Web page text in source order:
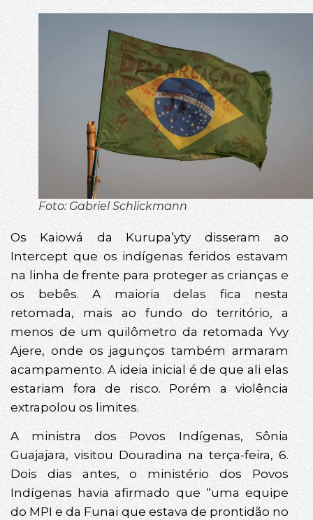
Foto: Gabriel Schlickmann
Os Kaiowá da Kurupa’yty disseram ao
Intercept que os indígenas feridos estavam
na linha de frente para proteger as crianças e
os bebês. A maioria delas fica nesta
retomada, mais ao fundo do território, a
menos de um quilômetro da retomada Yvy
Ajere, onde os jagunços também armaram
acampamento. A ideia inicial é de que ali elas
estariam fora de risco. Porém a violência
extrapolou os limites.
A ministra dos Povos Indígenas, Sônia
Guajajara, visitou Douradina na terça-feira, 6.
Dois dias antes, o ministério dos Povos
Indígenas havia afirmado que “uma equipe
do MPI e da Funai que estava de prontidão no